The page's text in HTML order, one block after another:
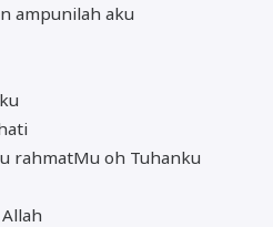
ampunilah aku
rahmatMu oh Tuhanku